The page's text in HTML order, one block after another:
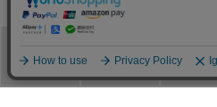
ブランド
ACCES RECRUITE SITE
アクセ採用サイト
PARIGOT 公式アプリ